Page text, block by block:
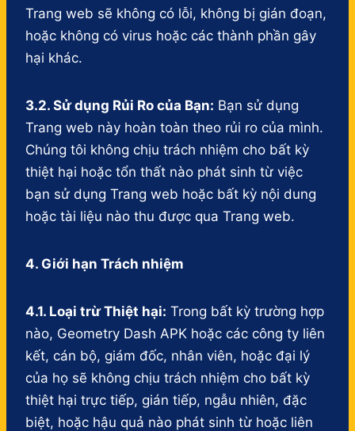
Trang web sẽ không có lỗi, không bị gián đoạn,
hoặc không có virus hoặc các thành phần gây
hại khác.
3.2. Sử dụng Rủi Ro của Bạn: Bạn sử dụng
Trang web này hoàn toàn theo rủi ro của mình.
Chúng tôi không chịu trách nhiệm cho bất kỳ
thiệt hại hoặc tổn thất nào phát sinh từ việc
bạn sử dụng Trang web hoặc bất kỳ nội dung
hoặc tài liệu nào thu được qua Trang web.
4. Giới hạn Trách nhiệm
4.1. Loại trừ Thiệt hại: Trong bất kỳ trường hợp
nào, Geometry Dash APK hoặc các công ty liên
kết, cán bộ, giám đốc, nhân viên, hoặc đại lý
của họ sẽ không chịu trách nhiệm cho bất kỳ
thiệt hại trực tiếp, gián tiếp, ngẫu nhiên, đặc
biệt, hoặc hậu quả nào phát sinh từ hoặc liên